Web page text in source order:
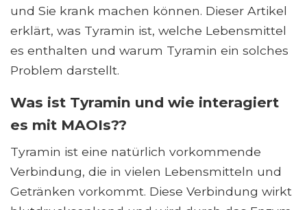
und Sie krank machen können. Dieser Artikel
erklärt, was Tyramin ist, welche Lebensmittel
es enthalten und warum Tyramin ein solches
Problem darstellt.
Was ist Tyramin und wie interagiert
es mit MAOIs??
Tyramin ist eine natürlich vorkommende
Verbindung, die in vielen Lebensmitteln und
Getränken vorkommt. Diese Verbindung wirkt